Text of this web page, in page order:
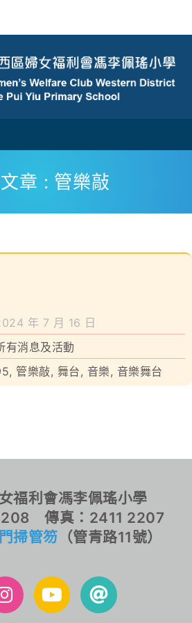
章 : 管樂敲
年 7 月 16 日
有消息及活動
, 管樂敲, 舞台, 音樂, 音樂舞台
福利會馮李佩瑤小學
傳真：2411 2207
掃管笏 （管青路11號）